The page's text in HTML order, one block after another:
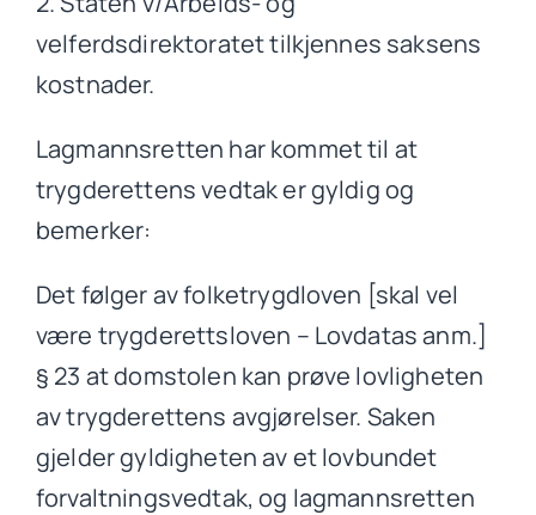
velferdsdirektoratet tilkjennes saksens
kostnader.
Lagmannsretten har kommet til at
trygderettens vedtak er gyldig og
bemerker:
Det følger av folketrygdloven [skal vel
være trygderettsloven – Lovdatas anm.]
§ 23 at domstolen kan prøve lovligheten
av trygderettens avgjørelser. Saken
gjelder gyldigheten av et lovbundet
forvaltningsvedtak, og lagmannsretten